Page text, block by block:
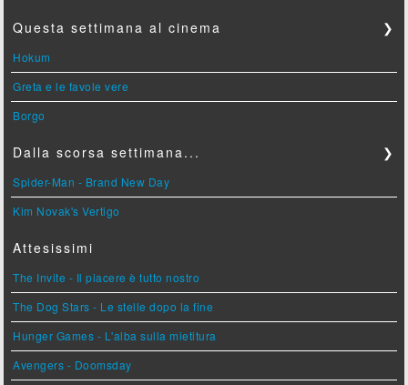
Questa settimana al cinema ❯
Hokum
Greta e le favole vere
Borgo
Dalla scorsa settimana... ❯
Spider-Man - Brand New Day
Kim Novak's Vertigo
Attesissimi
The Invite - Il piacere è tutto nostro
The Dog Stars - Le stelle dopo la fine
Hunger Games - L'alba sulla mietitura
Avengers - Doomsday